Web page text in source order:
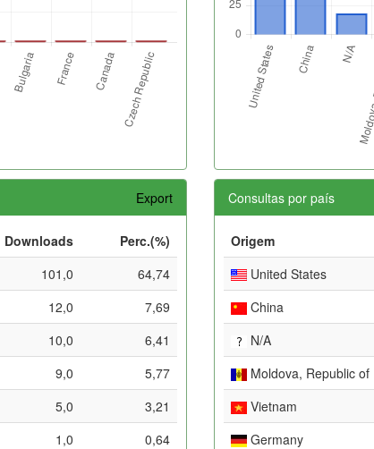
Export
Downloads
Perc.(%)
101,0
64,74
12,0
7,69
10,0
6,41
9,0
5,77
5,0
3,21
1,0
0,64
Consultas por país
Origem
United States
China
N/A
Moldova, Republic of
Vietnam
Germany